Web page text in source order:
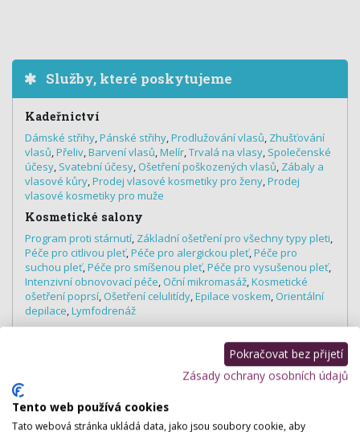
Služby, které poskytujeme
Kadeřnictví
Dámské střihy,Pánské střihy,Prodlužování vlasů, Zhušťování
vlasů,Přeliv,Barvení vlasů,Melír,Trvalá na vlasy, Společenské
účesy, Svatební účesy, Ošetření poškozených vlasů, Zábaly a
vlasové kůry,Prodej vlasové kosmetiky pro ženy,Prodej
vlasové kosmetiky pro muže
Kosmetické salony
Program proti stárnutí, Základní ošetření pro všechny typy pleti,
Péče pro citlivou pleť,Péče pro alergickou pleť,Péče pro
suchou pleť,Péče pro smíšenou pleť,Péče pro vysušenou pleť,
Intenzivní obnovovací péče, Oční mikromasáž,Kosmetické
ošetření poprsí, Ošetření celulitídy,Epilace voskem, Orientální
depilace,Lymfodrenáž
Profesionální vizážisté
shine,Parafinový zábal na ruce, nohy
nehtů,Doplnění gelem,Zpevnění nehtů,Lakování nehtů
Pokračovat bez přijetí
Zásady ochrany osobních údajů
Tento web používá cookies
Tato webová stránka ukládá data, jako jsou soubory cookie, aby